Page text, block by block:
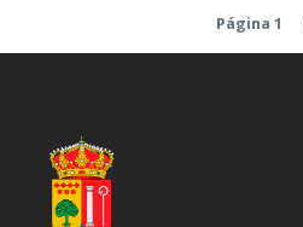
Página 1